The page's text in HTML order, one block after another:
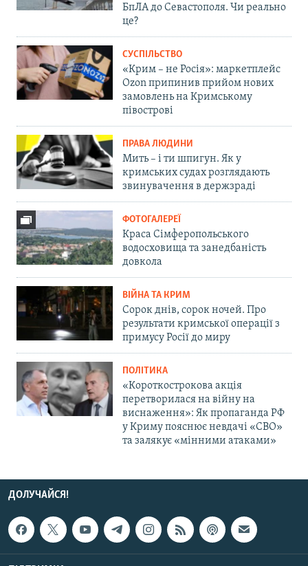
БпЛА до Севастополя. Чи реально
це?
СУСПІЛЬСТВО
«Крим – не Росія»: маркетплейс
Ozon припинив прийом нових
замовлень на Кримському
півострові
ПРАВА ЛЮДИНИ
Мить – і ти шпигун. Як у
кримських судах розглядають
звинувачення в держзраді
ФОТОГАЛЕРЕЇ
Краса Сімферопольського
водосховища та занедбаність
довкола
ВІЙНА ТА КРИМ
Сорок днів, сорок ночей. Про
результати кримської операції з
примусу Росії до миру
ПОЛІТИКА
«Короткострокова акція
перетворилася на війну на
виснаження»: Як пропаганда РФ
у Криму пояснює невдачі «СВО»
та залякує «мінними атаками»
ДОЛУЧАЙСЯ!